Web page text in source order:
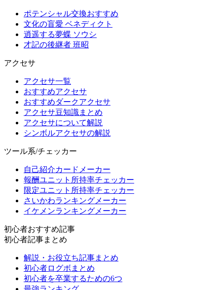
ポテンシャル交換おすすめ
文化の盲愛 ベネディクト
逍遥する夢蝶 ソウシ
才記の後継者 班昭
アクセサ
アクセサ一覧
おすすめアクセサ
おすすめダークアクセサ
アクセサ豆知識まとめ
アクセサについて解説
シンボルアクセサの解説
ツール系/チェッカー
自己紹介カードメーカー
報酬ユニット所持率チェッカー
限定ユニット所持率チェッカー
さいかわランキングメーカー
イケメンランキングメーカー
初心者おすすめ記事
初心者記事まとめ
解説・お役立ち記事まとめ
初心者ログボまとめ
初心者を卒業するための6つ